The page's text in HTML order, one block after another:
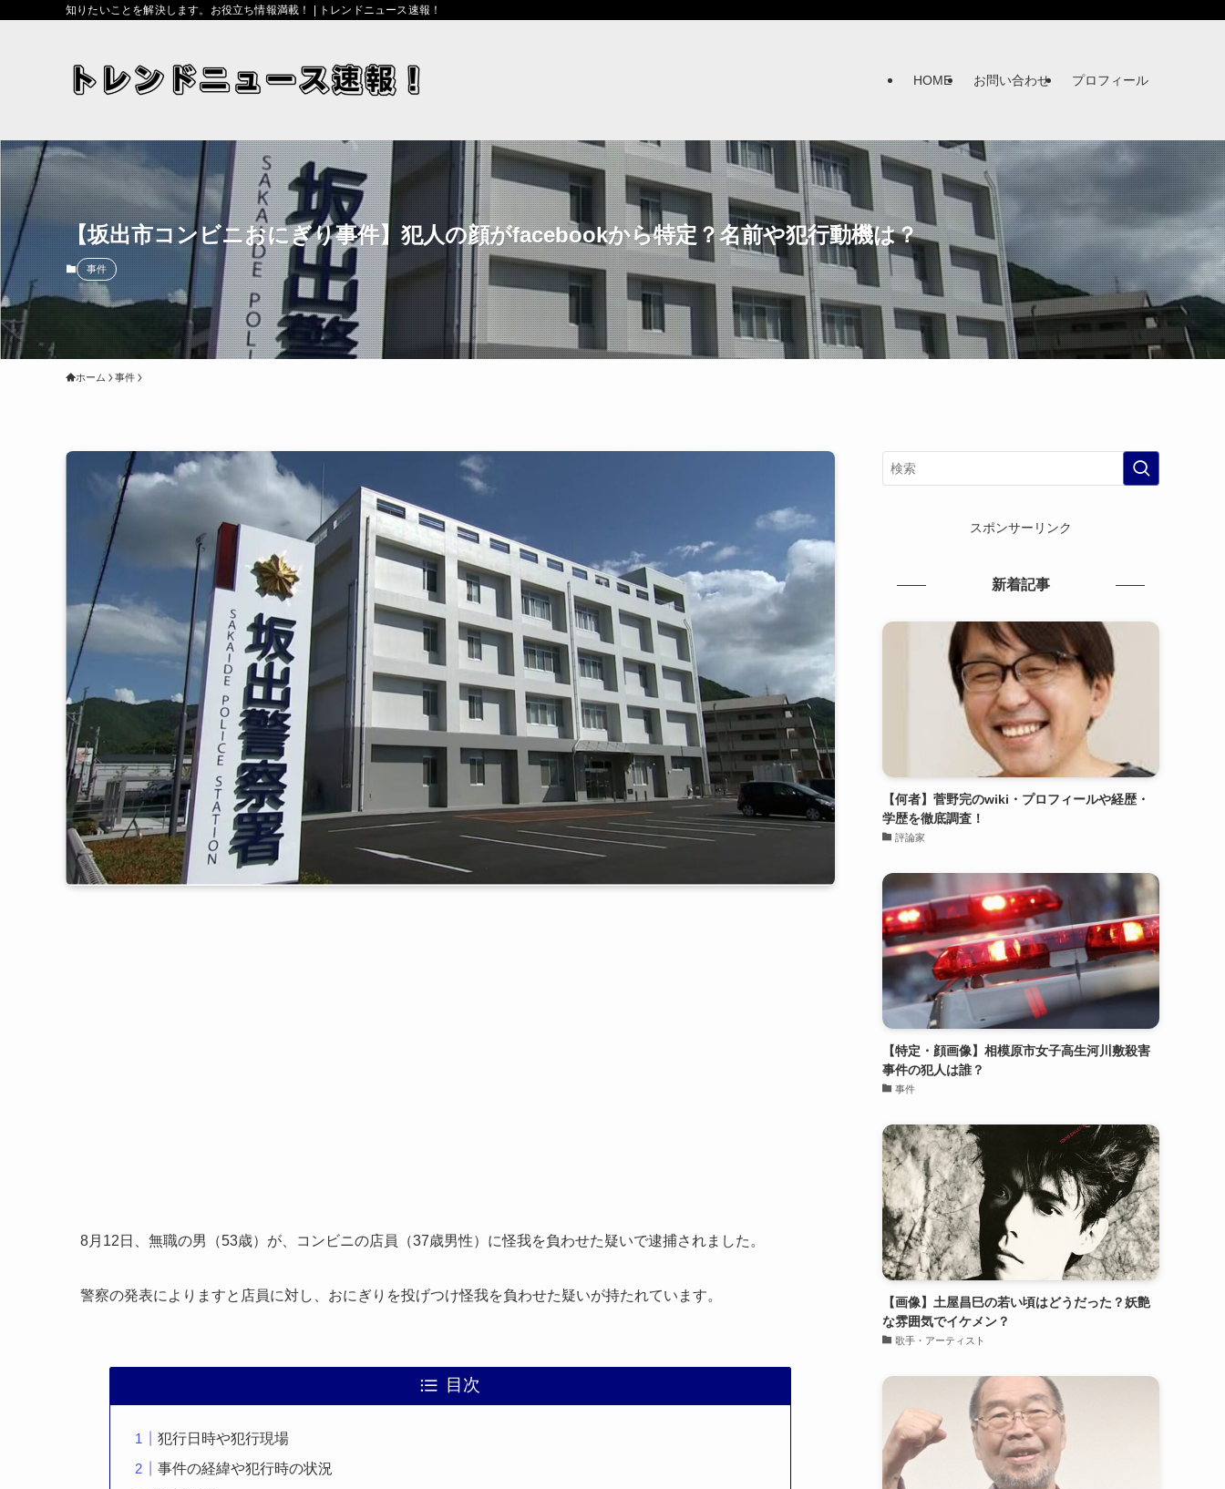
知りたいことを解決します。お役立ち情報満載！ | トレンドニュース速報！
HOME お問い合わせ プロフィール
【坂出市コンビニおにぎり事件】犯人の顔がfacebookから特定？名前や犯行動機は？
事件
ホーム 事件
8月12日、無職の男（53歳）が、コンビニの店員（37歳男性）に怪我を負わせた疑いで逮捕されました。
警察の発表によりますと店員に対し、おにぎりを投げつけ怪我を負わせた疑いが持たれています。
目次
犯行日時や犯行現場
事件の経緯や犯行時の状況
スポンサーリンク
新着記事
【何者】菅野完のwiki・プロフィールや経歴・
学歴を徹底調査！
評論家
【特定・顔画像】相模原市女子高生河川敷殺害
事件の犯人は誰？
事件
【画像】土屋昌巳の若い頃はどうだった？妖艶
な雰囲気でイケメン？
歌手・アーティスト